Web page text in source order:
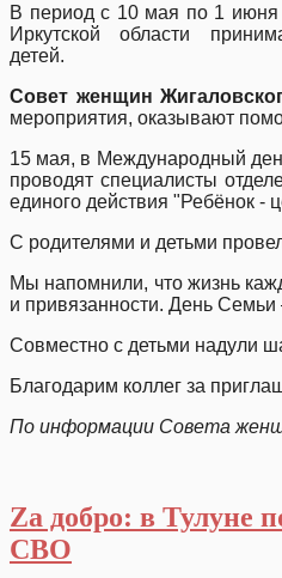
В период с 10 мая по 1 июня
Иркутской области
Совет женщин
мероприятия, оказывают
15 мая, в Международный
проводят специалисты
единого действия
С родителями и
Мы напомнили, что жизнь
и привязанности. День
Совместно с детьми надули
Благодарим коллег за
По информации Совета
Za дoбро: в Тулуне
СВО